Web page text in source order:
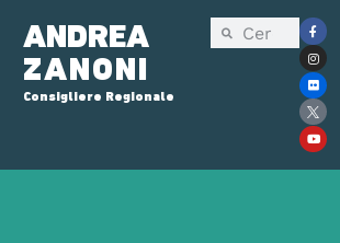
ANDREA
ZANONI
Consigliere Regionale